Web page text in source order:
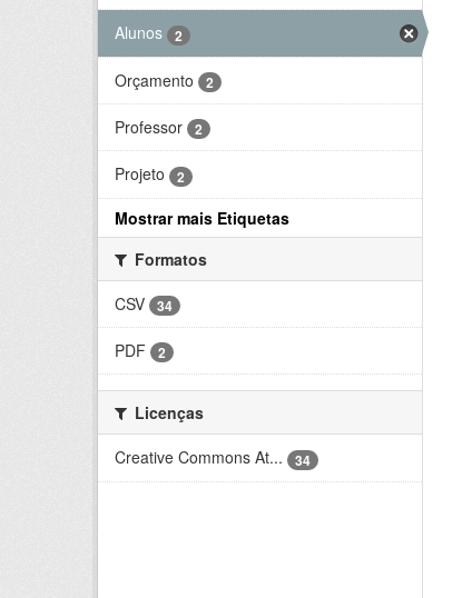
Alunos 2
Orçamento 2
Professor 2
Projeto 2
Mostrar mais Etiquetas
Formatos
CSV
34
PDF 2
Licenças
Creative Commons At...
34